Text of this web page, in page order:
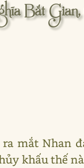
Bắt
mắt Nhan
khấu thế